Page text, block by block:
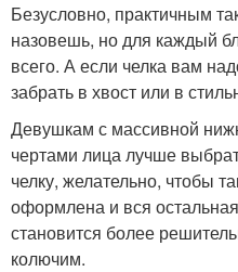
Безусловно, практичным
назовешь, но для каждый
всего. А если челка вам
забрать в хвост или в
Девушкам с массивной
чертами лица лучше
челку, желательно, чтобы
оформлена и вся
становится более
колючим.